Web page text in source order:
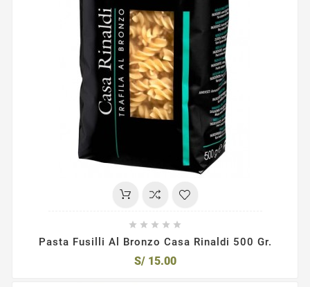
    
Pasta Fusilli Al Bronzo Casa Rinaldi 500 Gr.
S/ 15.00